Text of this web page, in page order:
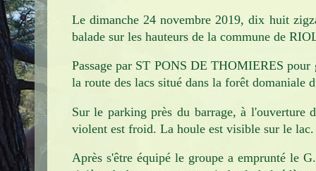
Contact
Le dimanche 24 novembre 2019, dix huit
balade sur les hauteurs de la commune de
Passage par ST PONS DE THOMIERES
la route des lacs situé dans la forêt domaniale
Sur le parking près du barrage, à l'ouverture
violent est froid. La houle est visible sur le lac.
Après s'être équipé le groupe a emprunté le